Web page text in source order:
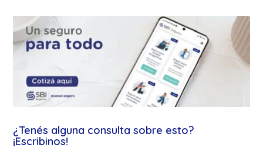
¿Tenés alguna consulta sobre esto?
¡Escribinos!